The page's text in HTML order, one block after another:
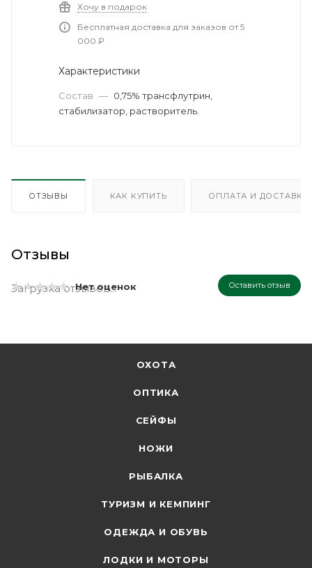
Хочу в подарок
Бесплатная доставка для заказов от 5
000 ₽
Характеристики
Состав — 0,75% трансфлутрин,
стабилизатор, растворитель.
ОТЗЫВЫ КАК КУПИТЬ ОПЛАТА И ДОСТАВКА
Отзывы
Нет оценок Оставить отзыв
Загрузка отзывов...
ОХОТА
ОПТИКА
СЕЙФЫ
НОЖИ
РЫБАЛКА
ТУРИЗМ И КЕМПИНГ
ОДЕЖДА И ОБУВЬ
ЛОДКИ И МОТОРЫ